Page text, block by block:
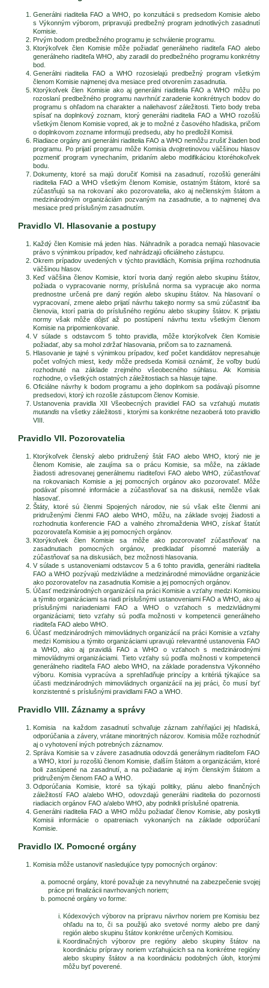
Generálni riaditelia FAO a WHO, po konzultácii s predsedom Komisie alebo
s Výkonným výborom, pripravujú predbežný program jednotlivých zasadnutí
Komisie.
Prvým bodom predbežného programu je schválenie programu.
Ktorýkoľvek člen Komisie môže požiadať generálneho riaditeľa FAO alebo
generálneho riaditeľa WHO, aby zaradil do predbežného programu konkrétny
bod.
Generálni riaditelia FAO a WHO rozosielajú predbežný program všetkým
členom Komisie najmenej dva mesiace pred otvorením zasadnutia.
Ktorýkoľvek člen Komisie ako aj generálni riaditelia FAO a WHO môžu po
rozoslaní predbežného programu navrhnúť zaradenie konkrétnych bodov do
programu s ohľadom na charakter a naliehavosť záležitosti. Tieto body treba
spísať na doplnkový zoznam, ktorý generálni riaditelia FAO a WHO rozošlú
všetkým členom Komisie vopred, ak je to možné z časového hľadiska, pričom
o doplnkovom zozname informujú predsedu, aby ho predložil Komisii.
Riadiace orgány ani generálni riaditelia FAO a WHO nemôžu zrušiť žiaden bod
programu. Po prijatí programu môže Komisia dvojtretinovou väčšinou hlasov
pozmeniť program vynechaním, pridaním alebo modifikáciou ktoréhokoľvek
bodu.
Dokumenty, ktoré sa majú doručiť Komisii na zasadnutí, rozošlú generálni
riaditelia FAO a WHO všetkým členom Komisie, ostatným štátom, ktoré sa
zúčastňujú sa na rokovaní ako pozorovatelia, ako aj nečlenským štátom a
medzinárodným organizáciám pozvaným na zasadnutie, a to najmenej dva
mesiace pred príslušným zasadnutím.
Pravidlo VI. Hlasovanie a postupy
Každý člen Komisie má jeden hlas. Náhradník a poradca nemajú hlasovacie
právo s výnimkou prípadov, keď nahrádzajú oficiálneho zástupcu.
Okrem prípadov uvedených v týchto pravidlách, Komisia prijíma rozhodnutia
väčšinou hlasov.
Keď väčšina členov Komisie, ktorí tvoria daný región alebo skupinu štátov,
požiada o vypracovanie normy, príslušná norma sa vypracuje ako norma
prednostne určená pre daný región alebo skupinu štátov. Na hlasovaní o
vypracovaní, zmene alebo prijatí návrhu takejto normy sa smú zúčastniť iba
členovia, ktorí patria do príslušného regiónu alebo skupiny štátov. K prijatiu
normy však môže dôjsť až po postúpení návrhu textu všetkým členom
Komisie na pripomienkovanie.
V súlade s odstavcom 5 tohto pravidla, môže ktorýkoľvek člen Komisie
požiadať, aby sa mohol zdržať hlasovania, pričom sa to zaznamená.
Hlasovanie je tajné s výnimkou prípadov, keď počet kandidátov nepresahuje
počet voľných miest, kedy môže predseda Komisii oznámiť, že voľby budú
rozhodnuté na základe zrejmého všeobecného súhlasu. Ak Komisia
rozhodne, o všetkých ostatných záležitostiach sa hlasuje tajne.
Oficiálne návrhy k bodom programu a jeho doplnkom sa podávajú písomne
predsedovi, ktorý ich rozošle zástupcom členov Komisie.
Ustanovenia pravidla XII Všeobecných pravidiel FAO sa vzťahujú mutatis
mutandis na všetky záležitosti , ktorými sa konkrétne nezaoberá toto pravidlo
VIII.
Pravidlo VII. Pozorovatelia
Ktorýkoľvek členský alebo pridružený štát FAO alebo WHO, ktorý nie je
členom Komisie, ale zaujíma sa o prácu Komisie, sa môže, na základe
žiadosti adresovanej generálnemu riaditeľovi FAO alebo WHO, zúčastňovať
na rokovaniach Komisie a jej pomocných orgánov ako pozorovateľ. Môže
podávať písomné informácie a zúčastňovať sa na diskusii, nemôže však
hlasovať.
Štáty, ktoré sú členmi Spojených národov, nie sú však ešte členmi ani
pridruženými členmi FAO alebo WHO, môžu, na základe svojej žiadosti a
rozhodnutia konferencie FAO a valného zhromaždenia WHO, získať štatút
pozorovateľa Komisie a jej pomocných orgánov.
Ktorýkoľvek člen Komisie sa môže ako pozorovateľ zúčastňovať na
zasadnutiach pomocných orgánov, predkladať písomné materiály a
zúčastňovať sa na diskusiách, bez možnosti hlasovania.
V súlade s ustanoveniami odstavcov 5 a 6 tohto pravidla, generálni riaditelia
FAO a WHO pozývajú medzivládne a medzinárodné mimovládne organizácie
ako pozorovateľov na zasadnutia Komisie a jej pomocných orgánov.
Účasť medzinárodných organizácií na práci Komisie a vzťahy medzi Komisiou
a týmito organizáciami sa riadi príslušnými ustanoveniami FAO a WHO, ako aj
príslušnými nariadeniami FAO a WHO o vzťahoch s medzivládnymi
organizáciami; tieto vzťahy sú podľa možnosti v kompetencii generálneho
riaditeľa FAO alebo WHO.
Účasť medzinárodných mimovládnych organizácií na práci Komisie a vzťahy
medzi Komisiou a týmito organizáciami upravujú relevantné ustanovenia FAO
a WHO, ako aj pravidlá FAO a WHO o vzťahoch s medzinárodnými
mimovládnymi organizáciami. Tieto vzťahy sú podľa možnosti v kompetencii
generálneho riaditeľa FAO alebo WHO, na základe poradenstva Výkonného
výboru. Komisia vypracúva a sprehľadňuje princípy a kritériá týkajúce sa
účasti medzinárodných mimovládnych organizácií na jej práci, čo musí byť
konzistentné s príslušnými pravidlami FAO a WHO.
Pravidlo VIII. Záznamy a správy
Komisia na každom zasadnutí schvaľuje záznam zahŕňajúci jej hľadiská,
odporúčania a závery, vrátane minoritných názorov. Komisia môže rozhodnúť
aj o vyhotovení iných potrebných záznamov.
Správa Komisie sa v závere zasadnutia odovzdá generálnym riaditeľom FAO
a WHO, ktorí ju rozošlú členom Komisie, ďalším štátom a organizáciám, ktoré
boli zastúpené na zasadnutí, a na požiadanie aj iným členským štátom a
pridruženým členom FAO a WHO.
Odporúčania Komisie, ktoré sa týkajú politiky, plánu alebo finančných
záležitostí FAO a/alebo WHO, odovzdajú generálni riaditelia do pozornosti
riadiacich orgánov FAO a/alebo WHO, aby podnikli príslušné opatrenia.
Generálni riaditelia FAO a WHO môžu požiadať členov Komisie, aby poskytli
Komisii informácie o opatreniach vykonaných na základe odporúčaní
Komisie.
Pravidlo IX. Pomocné orgány
Komisia môže ustanoviť nasledujúce typy pomocných orgánov:
pomocné orgány, ktoré považuje za nevyhnutné na zabezpečenie svojej
práce pri finalizácii navrhovaných noriem;
pomocné orgány vo forme:
Kódexových výborov na prípravu návrhov noriem pre Komisiu bez
ohľadu na to, či sa použijú ako svetové normy alebo pre daný
región alebo skupinu štátov konkrétne určených Komisiou.
Koordinačných výborov pre regióny alebo skupiny štátov na
koordináciu prípravy noriem vzťahujúcich sa na konkrétne regióny
alebo skupiny štátov a na koordináciu podobných úloh, ktorými
môžu byť poverené.